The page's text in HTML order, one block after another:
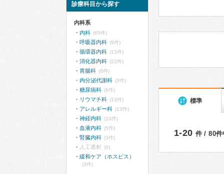
標準
1-20 件 / 80件
診療科目から探す
内科系
内科 (65件)
呼吸器内科 (9件)
循環器内科 (13件)
消化器内科 (22件)
胃腸科 (6件)
内分泌代謝科 (3件)
糖尿病科 (8件)
リウマチ科 (13件)
アレルギー科 (13件)
神経内科 (10件)
血液内科 (5件)
腎臓内科 (3件)
人工透析 (0)
緩和ケア（ホスピス）
(3件)